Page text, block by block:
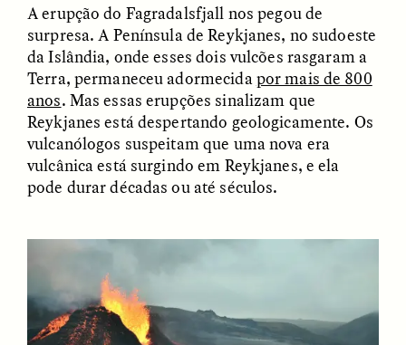
How Bird’s Nests
Become Markers of
GIDEON LASCO
90 Years Since Its
Discovery, a Stone Age
EMMA BIRD
ESSAY /
A erupção do Fagradalsfjall nos pegou de
surpresa. A Península de Reykjanes, no sudoeste
da Islândia, onde esses dois vulcões rasgaram a
Terra, permaneceu adormecidapor mais de 800
anos. Mas essas erupções sinalizam que
Reykjanes está despertando geologicamente. Os
vulcanólogos suspeitam que uma nova era
vulcânica está surgindo em Reykjanes, e ela
pode durar décadas ou até séculos.